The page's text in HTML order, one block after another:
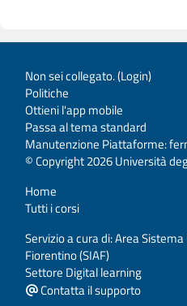
Non sei collegato. (Login)
Politiche
Ottieni l'app mobile
Passa al tema standard
Manutenzione Piattaforme:
© Copyright 2026 Università
Home
Tutti i corsi
Servizio a cura di: Area
Fiorentino (SIAF)
Settore Digital learning
Contatta il supporto